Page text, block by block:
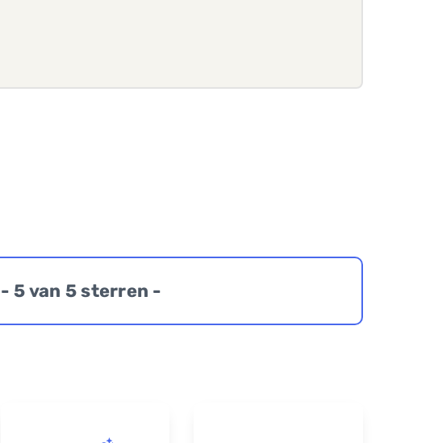
- 5 van 5 sterren -